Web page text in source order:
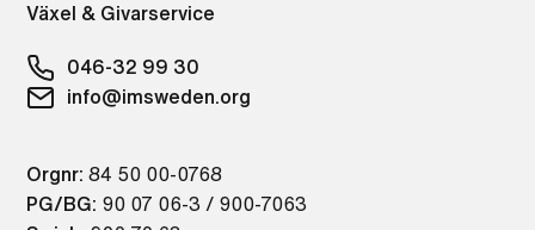
Växel & Givarservice
046-32 99 30
info@imsweden.org
Orgnr: 84 50 00-0768
PG/BG: 90 07 06-3 / 900-7063